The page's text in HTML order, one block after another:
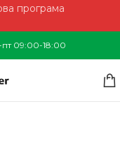
програма
09:00-18:00